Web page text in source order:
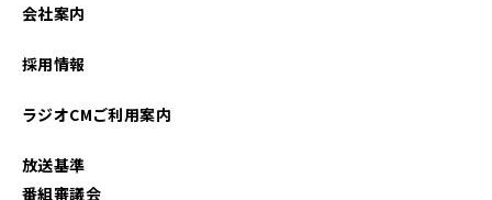
会社案内
採用情報
ラジオCMご利用案内
放送基準
番組審議会